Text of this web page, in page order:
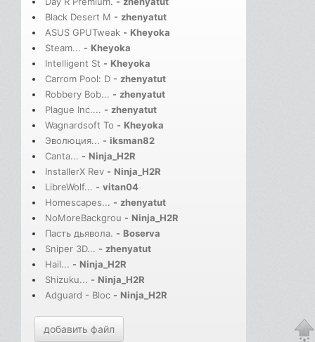
Black Desert M - zhenyatut
ASUS GPUTweak - Kheyoka
Steam... - Kheyoka
Intelligent St - Kheyoka
Carrom Pool: D - zhenyatut
Robbery Bob... - zhenyatut
Plague Inc.... - zhenyatut
Wagnardsoft To - Kheyoka
Эволюция... - iksman82
Canta... - Ninja_H2R
InstallerX Rev - Ninja_H2R
LibreWolf... - vitan04
Homescapes... - zhenyatut
NoMoreBackgrou - Ninja_H2R
Пасть дьявола. - Boserva
Sniper 3D... - zhenyatut
Hail... - Ninja_H2R
Shizuku... - Ninja_H2R
Adguard - Bloc - Ninja_H2R
добавить файл